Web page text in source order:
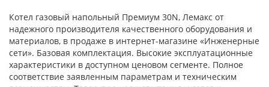
Котел газовый напольный Премиум 30N, Лемакс от
надежного производителя качественного оборудования и
материалов, в продаже в интернет-магазине «Инженерные
сети». Базовая комплектация. Высокие эксплуатационные
характеристики в доступном ценовом сегменте. Полное
соответствие заявленным параметрам и техническим